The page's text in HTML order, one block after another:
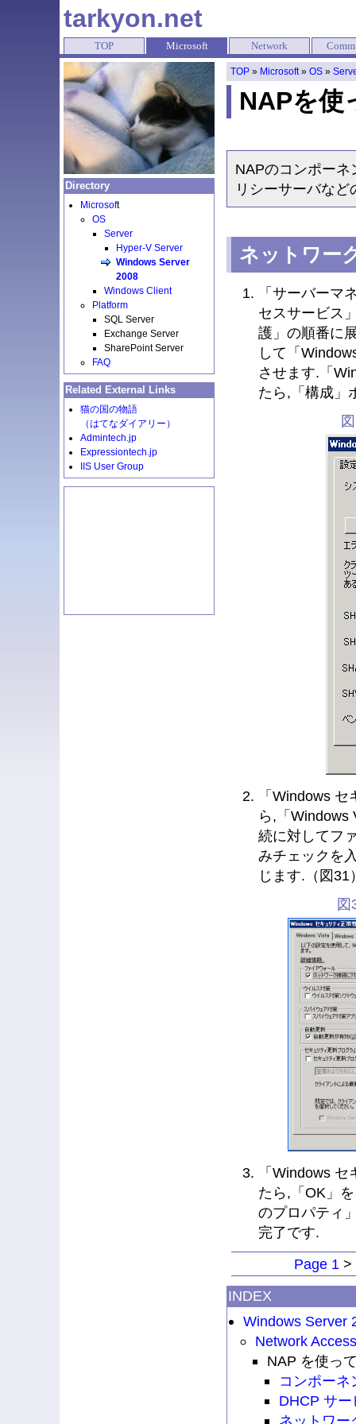
tarkyon.net
TOP Microsoft Network
TOP » Microsoft» OS »
NAPを使
NAPのコンポー
リシーサーバな
ネットワー
「サーバー
セスサービス
護」の順番に
して「
させます.「
たら,「構成」
「Windows
ら,「Windows
続に対してフ
みチェックを
じます.（図31
図
「Windows
たら,「OK」
のプロパティ
完了です.
Page 1 >
INDEX
Windows Server
Network
NAP を使っ
コンポーネ
DHCP サ
ネットワー
Directory
Microsoft
OS
Server
Hyper-V Server
Windows Server
2008
Windows Client
Platform
SQL Server
Exchange Server
SharePoint Server
FAQ
Related External Links
猫の国の物語
（はてなダイアリー）
Admintech.jp
Expressiontech.jp
IIS User Group